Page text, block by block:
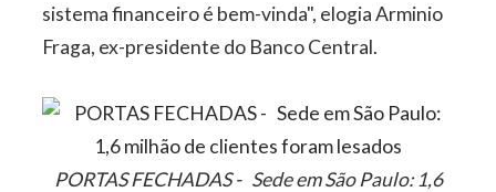
sistema financeiro é bem-vinda", elogia Arminio
Fraga, ex-­presidente do Banco Central.
PORTAS FECHADAS - Sede em São Paulo: 1,6